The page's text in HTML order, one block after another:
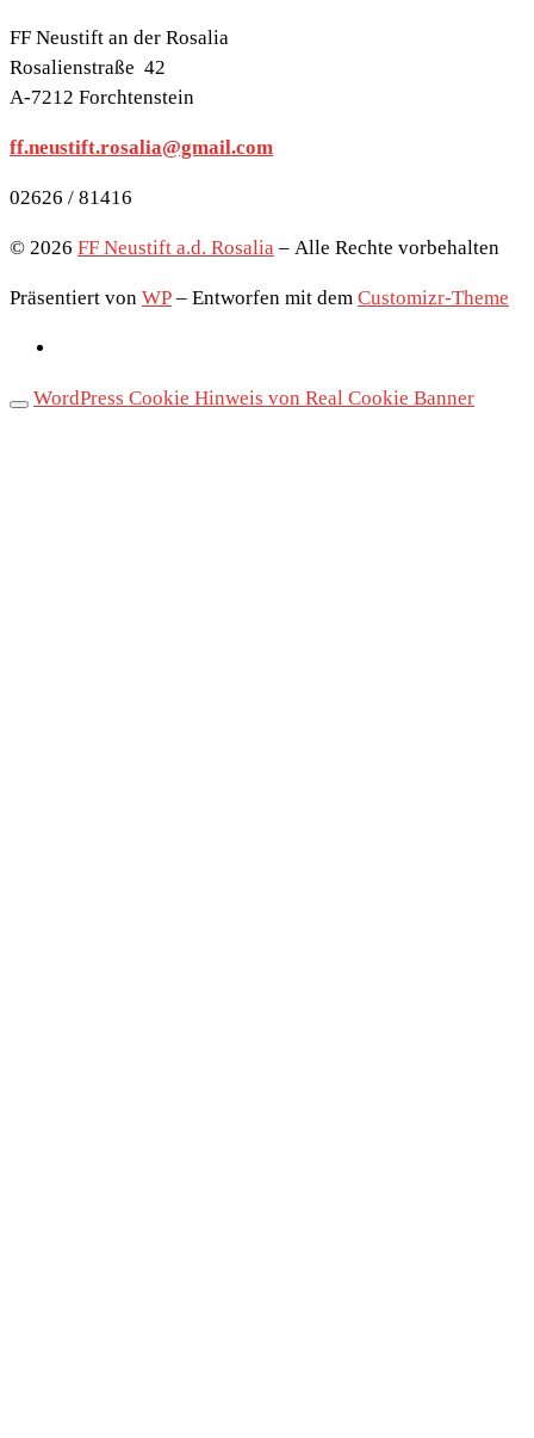
FF Neustift an der Rosalia
Rosalienstraße 42
A-7212 Forchtenstein
ff.neustift.rosalia@gmail.com
02626 / 81416
© 2026 FF Neustift a.d. Rosalia – Alle Rechte vorbehalten
Präsentiert von WP – Entworfen mit dem Customizr-Theme
WordPress Cookie Hinweis von Real Cookie Banner